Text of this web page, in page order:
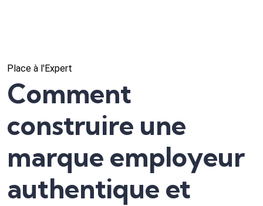
Place à l'Expert
Comment
construire une
marque employeur
authentique et